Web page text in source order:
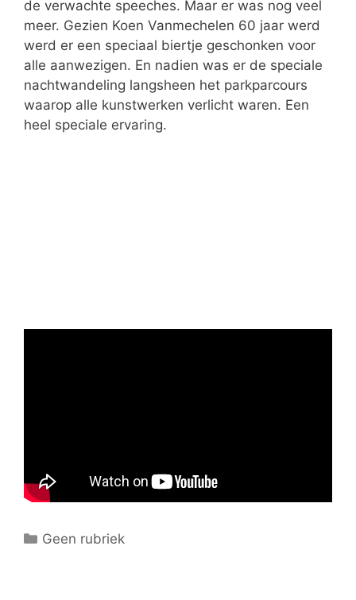
de verwachte speeches. Maar er was nog veel
meer. Gezien Koen Vanmechelen 60 jaar werd
werd er een speciaal biertje geschonken voor
alle aanwezigen. En nadien was er de speciale
nachtwandeling langsheen het parkparcours
waarop alle kunstwerken verlicht waren. Een
heel speciale ervaring.
C
Geen rubriek